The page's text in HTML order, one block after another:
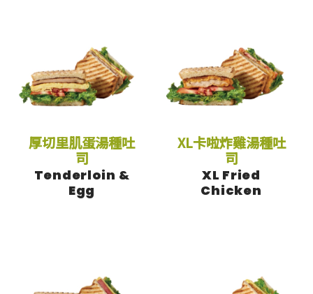
CERTIFICATE
加盟夥伴專區
索取加盟計畫
厚切里肌蛋湯種吐
司
Tenderloin &
Egg
XL卡啦炸雞湯種吐
司
XL Fried
Chicken